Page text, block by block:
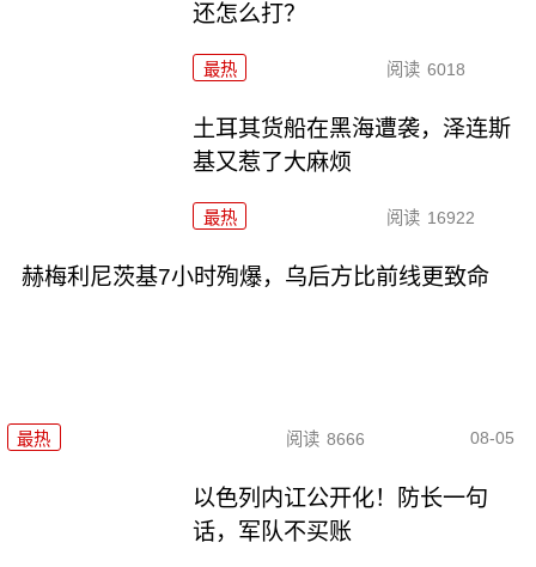
还怎么打？
最热 阅读 6018
土耳其货船在黑海遭袭，泽连斯
基又惹了大麻烦
最热 阅读 16922
赫梅利尼茨基7小时殉爆，乌后方比前线更致命
最热 阅读 8666 08-05
以色列内讧公开化！防长一句
话，军队不买账